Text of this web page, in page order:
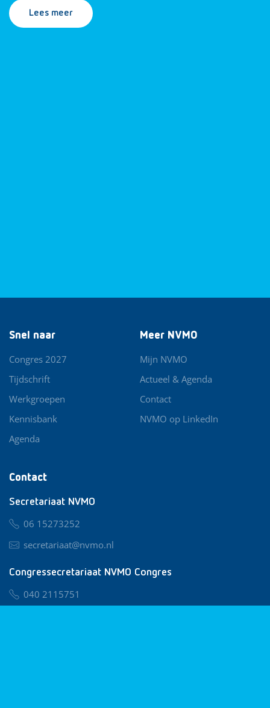
Lees meer
Contact
Secretariaat NVMO
06 15273252
secretariaat@nvmo.nl
Congressecretariaat NVMO Congres
040 2115751
Snel naar
Congres 2027
Tijdschrift
Werkgroepen
Kennisbank
Agenda
Meer NVMO
Mijn NVMO
Actueel & Agenda
Contact
NVMO op LinkedIn